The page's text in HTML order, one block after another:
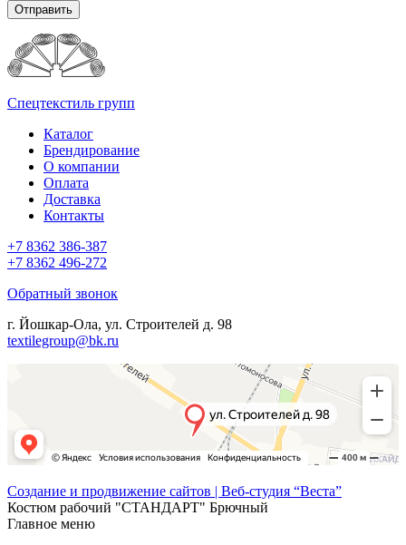
Отправить
Спецтекстиль групп
Каталог
Брендирование
О компании
Оплата
Доставка
Контакты
+7 8362 386-387
+7 8362 496-272
Обратный звонок
г. Йошкар-Ола, ул. Строителей д. 98
textilegroup@bk.ru
Создание и продвижение сайтов | Веб-студия “Веста”
Костюм рабочий "СТАНДАРТ" Брючный
Главное меню